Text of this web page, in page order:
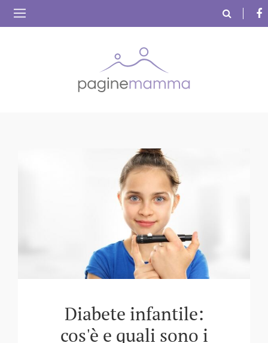
Diabete infantile:
cos'è e quali sono i